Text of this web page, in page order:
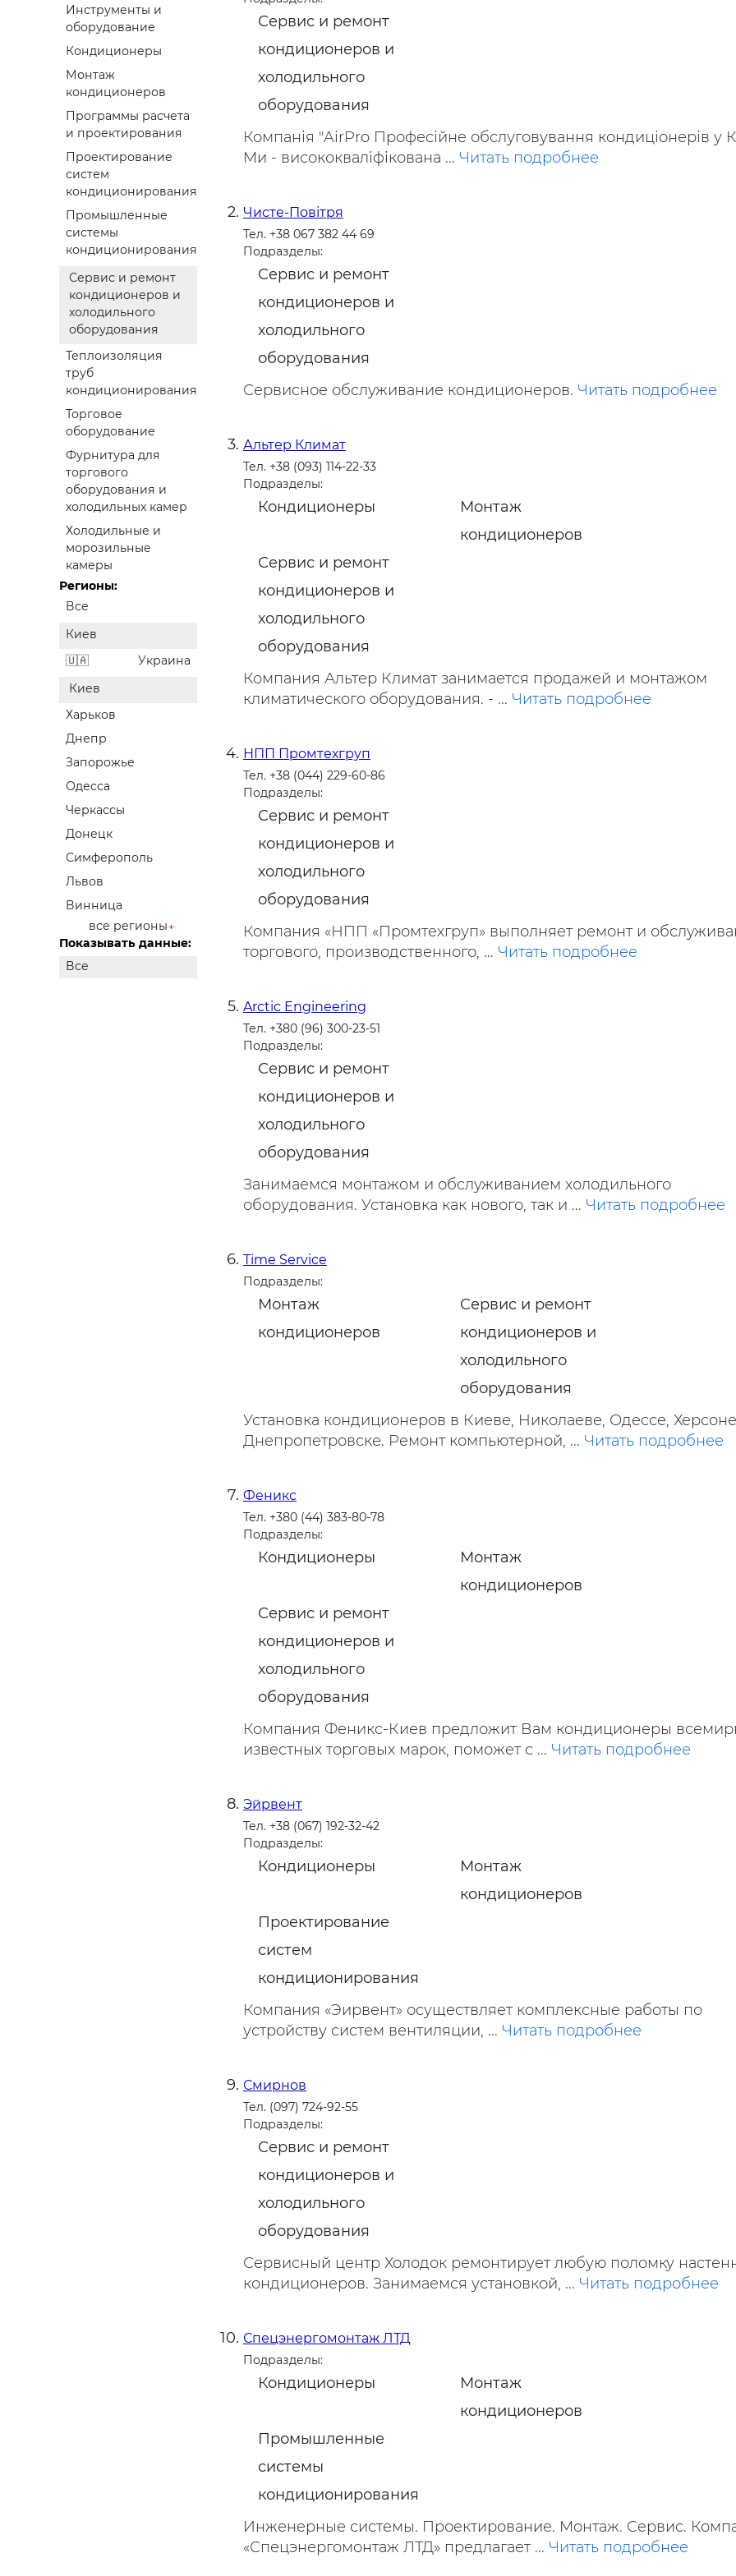
Инструменты и
оборудование
Кондиционеры
Монтаж
кондиционеров
Программы расчета
и проектирования
Проектирование
систем
кондиционирования
Промышленные
системы
кондиционирования
Сервис и ремонт
кондиционеров и
холодильного
оборудования
Теплоизоляция
труб
кондиционирования
Торговое
оборудование
Фурнитура для
торгового
оборудования и
холодильных камер
Холодильные и
морозильные
камеры
Регионы:
Все
Киев
Украина
Киев
Харьков
Днепр
Запорожье
Одесса
Черкассы
Донецк
Симферополь
Львов
Винница
все регионы
Показывать данные:
Все
Сервис и ремонт
кондиционеров и
холодильного
оборудования
Компанія "AirPro Професійне обслуговування кондиціонерів у
Ми - висококваліфікована ... Читать подробнее
Чисте-Повітря
Тел. +38 067 382 44 69
Подразделы:
Сервис и ремонт
кондиционеров и
холодильного
оборудования
Сервисное обслуживание кондиционеров. Читать подробнее
Альтер Климат
Тел. +38 (093) 114-22-33
Подразделы:
Кондиционеры
Монтаж
кондиционеров
Сервис и ремонт
кондиционеров и
холодильного
оборудования
Компания Альтер Климат занимается продажей и монтажом
климатического оборудования. - ... Читать подробнее
НПП Промтехгруп
Тел. +38 (044) 229-60-86
Подразделы:
Сервис и ремонт
кондиционеров и
холодильного
оборудования
Компания «НПП «Промтехгруп» выполняет ремонт и
торгового, производственного, ... Читать подробнее
Arctic Engineering
Тел. +380 (96) 300-23-51
Подразделы:
Сервис и ремонт
кондиционеров и
холодильного
оборудования
Занимаемся монтажом и обслуживанием холодильного
оборудования. Установка как нового, так и ... Читать подробнее
Time Service
Подразделы:
Монтаж
кондиционеров
Сервис и ремонт
кондиционеров и
холодильного
оборудования
Установка кондиционеров в Киеве, Николаеве, Одессе,
Днепропетровске. Ремонт компьютерной, ... Читать подробнее
Феникс
Тел. +380 (44) 383-80-78
Подразделы:
Кондиционеры
Монтаж
кондиционеров
Сервис и ремонт
кондиционеров и
холодильного
оборудования
Компания Феникс-Киев предложит Вам кондиционеры
известных торговых марок, поможет с ... Читать подробнее
Эйрвент
Тел. +38 (067) 192-32-42
Подразделы:
Кондиционеры
Монтаж
кондиционеров
Проектирование
систем
кондиционирования
Компания «Эирвент» осуществляет комплексные работы по
устройству систем вентиляции, ... Читать подробнее
Смирнов
Тел. (097) 724-92-55
Подразделы:
Сервис и ремонт
кондиционеров и
холодильного
оборудования
Сервисный центр Холодок ремонтирует любую поломку
кондиционеров. Занимаемся установкой, ... Читать подробнее
Спецэнергомонтаж ЛТД
Подразделы:
Кондиционеры
Монтаж
кондиционеров
Промышленные
системы
кондиционирования
Инженерные системы. Проектирование. Монтаж. Сервис.
«Спецэнергомонтаж ЛТД» предлагает ... Читать подробнее